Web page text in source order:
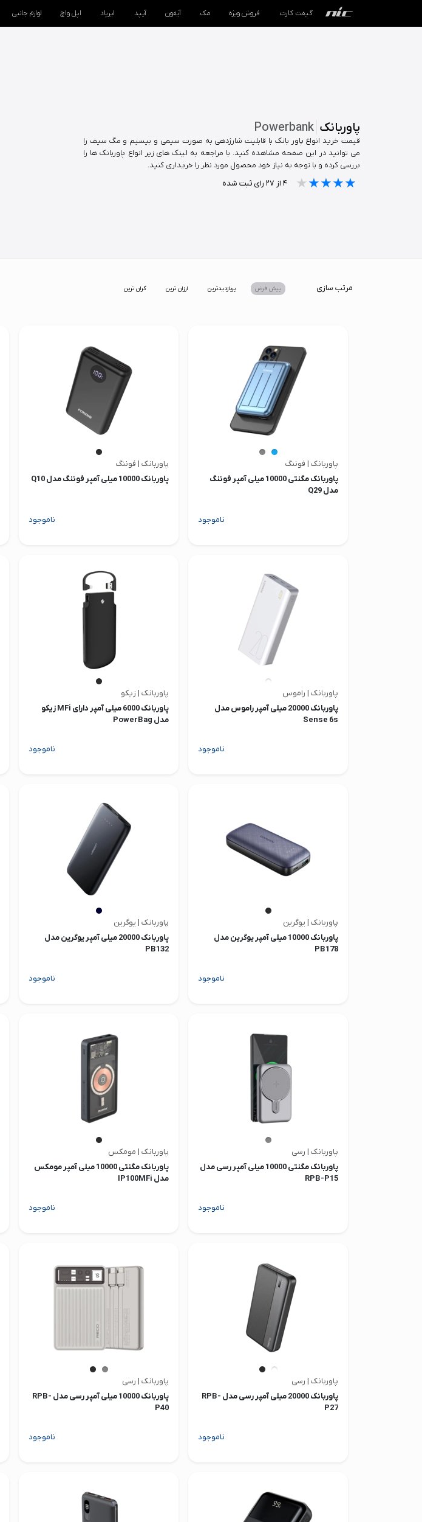
گیفت کارت فروش ویژه مک آیفون آیپد ایرپاد اپل واچ لوازم جانبی
آیفون
آیپد
تماس با ما
خواندنی ها
پاوربانک Powerbank
قیمت خرید انواع پاور بانک با قابلیت شارژدهی به صورت سیمی و بیسیم و مگ سیف را
می توانید در این صفحه مشاهده کنید. با مراجعه به لینک های زیر انواع پاوربانک ها را
بررسی کرده و با توجه به نیاز خود محصول مورد نظر را خریداری کنید.
★★★★★
★★★★★
★★★★★ ۴ از ۲۷ رای ثبت شده
مرتب سازی پیش فرض پربازدیدترین ارزان ترین گران ترین
پاوربانک | فوننگ
پاوربانک مگنتی 10000 میلی آمپر فوننگ
مدل Q29
ناموجود
پاوربانک | فوننگ
پاوربانک 10000 میلی آمپر فوننگ مدل Q10
ناموجود
پاوربانک | راموس
پاوربانک 20000 میلی آمپر راموس مدل
Sense 6s
ناموجود
پاوربانک | زیکو
پاوربانک 6000 میلی آمپر دارای MFi زیکو
مدل PowerBag
ناموجود
پاوربانک | یوگرین
پاوربانک 10000 میلی آمپر یوگرین مدل
PB178
ناموجود
پاوربانک | یوگرین
پاوربانک 20000 میلی آمپر یوگرین مدل
PB132
ناموجود
پاوربانک | رسی
پاوربانک مگنتی 10000 میلی آمپر رسی مدل
RPB-P15
ناموجود
پاوربانک | مومکس
پاوربانک مگنتی 10000 میلی آمپر مومکس
مدل IP100MFi
ناموجود
پاوربانک | رسی
پاوربانک 20000 میلی آمپر رسی مدل RPB-
P27
ناموجود
پاوربانک | رسی
پاوربانک 10000 میلی آمپر رسی مدل RPB-
P40
ناموجود